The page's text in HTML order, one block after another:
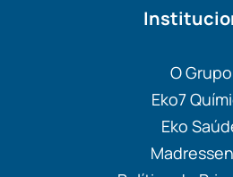
O Grupo
Eko7
Eko